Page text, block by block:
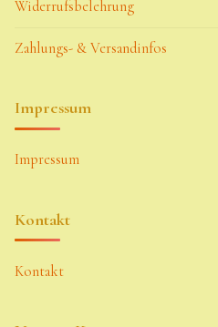
Widerrufsbelehrung
Zahlungs- & Versandinfos
Impressum
Impressum
Kontakt
Kontakt